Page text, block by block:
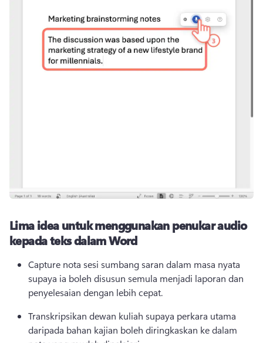
Lima idea untuk menggunakan penukar audio
kepada teks dalam Word
Capture nota sesi sumbang saran dalam masa nyata
supaya ia boleh disusun semula menjadi laporan dan
penyelesaian dengan lebih cepat.
Transkripsikan dewan kuliah supaya perkara utama
daripada bahan kajian boleh diringkaskan ke dalam